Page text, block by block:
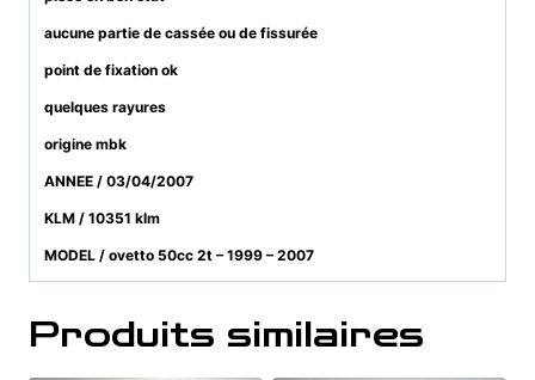
aucune partie de cassée ou de fissurée
point de fixation ok
quelques rayures
origine mbk
ANNEE / 03/04/2007
KLM / 10351 klm
MODEL / ovetto 50cc 2t – 1999 – 2007
Produits similaires